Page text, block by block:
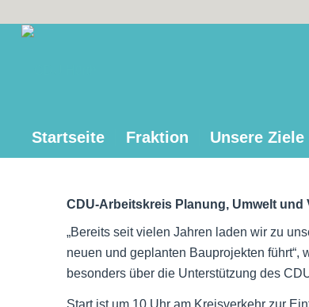
Startseite Fraktion Unsere Ziele
CDU-Arbeitskreis Planung, Umwelt
„Bereits seit vielen Jahren laden wir zu
neuen und geplanten Bauprojekten
besonders über die Unterstützung des